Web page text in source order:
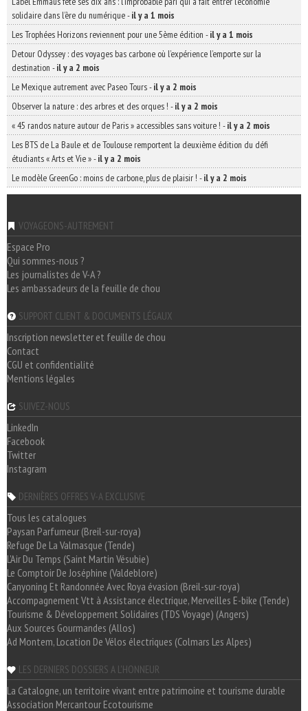
solidaire dans l’ère du numérique-il y a 1 mois
Les Trophées Horizons reviennent pour une 5ème édition -il y a 1 mois
Detour Odyssey : des voyages bas carbone où l’expérience l’emporte sur la
destination -il y a 2 mois
Le Mexique autrement avec Paseo Tours-il y a 2 mois
Observer la nature : des arbres et des orques ! -il y a 2 mois
« 45 randos nature autour de Paris » accessibles sans voiture ! -il y a 2 mois
Les BTS de La Baule et de Toulouse remportent la deuxième édition du défi
étudiants « Arts et Vie »-il y a 2 mois
Le modèle GreenGo : moins de carbone, plus de plaisir ! -il y a 2 mois
VOYAGEONS-AUTREMENT
Espace Pro
Qui sommes-nous ?
Les journalistes de V-A ?
Les ambassadeurs de la feuille de chou
SUPPORT CLIENT & DOCUMENTS LÉGAUX
Inscription newsletter et feuille de chou
Contact
CGU et confidentialité
Mentions légales
SUIVEZ-NOUS
LinkedIn
Facebook
Twitter
Instagram
DERNIÈRES OFFRES V-A EXCLUSIVE
Tous les catalogues
Paysan Parfumeur (Breil-sur-roya)
Refuge De La Valmasque (Tende)
L'Air Du Temps (Saint Martin Vésubie)
Le Comptoir De Joséphine (Valdeblore)
Canyoning Et Randonnée Avec Roya évasion (Breil-sur-roya)
Accompagnement Vtt à Assistance électrique, Merveilles E-bike (Tende)
Tourisme & Développement Solidaires (TDS Voyage) (Angers)
Aux Sources Gourmandes (Allos)
Ad Montem, Location De Vélos électriques (Colmars Les Alpes)
LES DERNIERS DOSSIERS A L'HONNEUR
La Catalogne, un territoire vivant entre patrimoine et tourisme durable
Association Mercantour Ecotourisme